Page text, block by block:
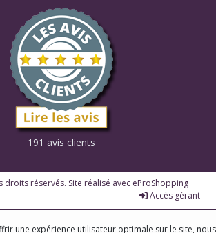
191 avis clients
droits réservés. Site réalisé avec eProShopping
Accès gérant
une expérience utilisateur optimale sur le site, nous